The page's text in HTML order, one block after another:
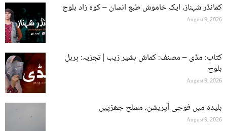
کمانڈر شہناز، ایک خاموش طبع انسان – کوہ زاد بلوچ
August 9, 2026
کتاب: مڈی – مصنف: کماش بشیر زیب | تجزیہ: ہربل
بلوچ
August 9, 2026
بلیدہ میں فوجی آپریشن، مسلح جھڑپیں
August 9, 2026